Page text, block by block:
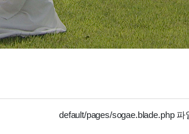
default/pages/sogae.blade.php